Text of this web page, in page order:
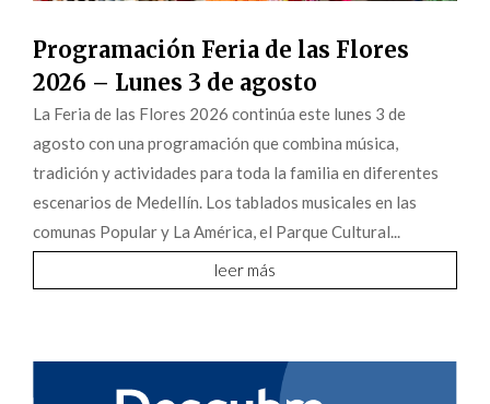
Programación Feria de las Flores
2026 – Lunes 3 de agosto
La Feria de las Flores 2026 continúa este lunes 3 de
agosto con una programación que combina música,
tradición y actividades para toda la familia en diferentes
escenarios de Medellín. Los tablados musicales en las
comunas Popular y La América, el Parque Cultural...
leer más